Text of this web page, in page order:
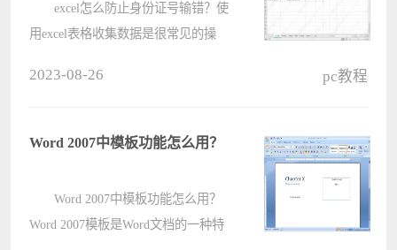
excel怎么防止身份证号输错？使
用excel表格收集数据是很常见的操
呢？一起来看看具体的方法吧。
2023-08-26 pc教程
Word 2007中模板功能怎么用？
Word 2007中模板功能怎么用？
Word 2007模板是Word文档的一种特